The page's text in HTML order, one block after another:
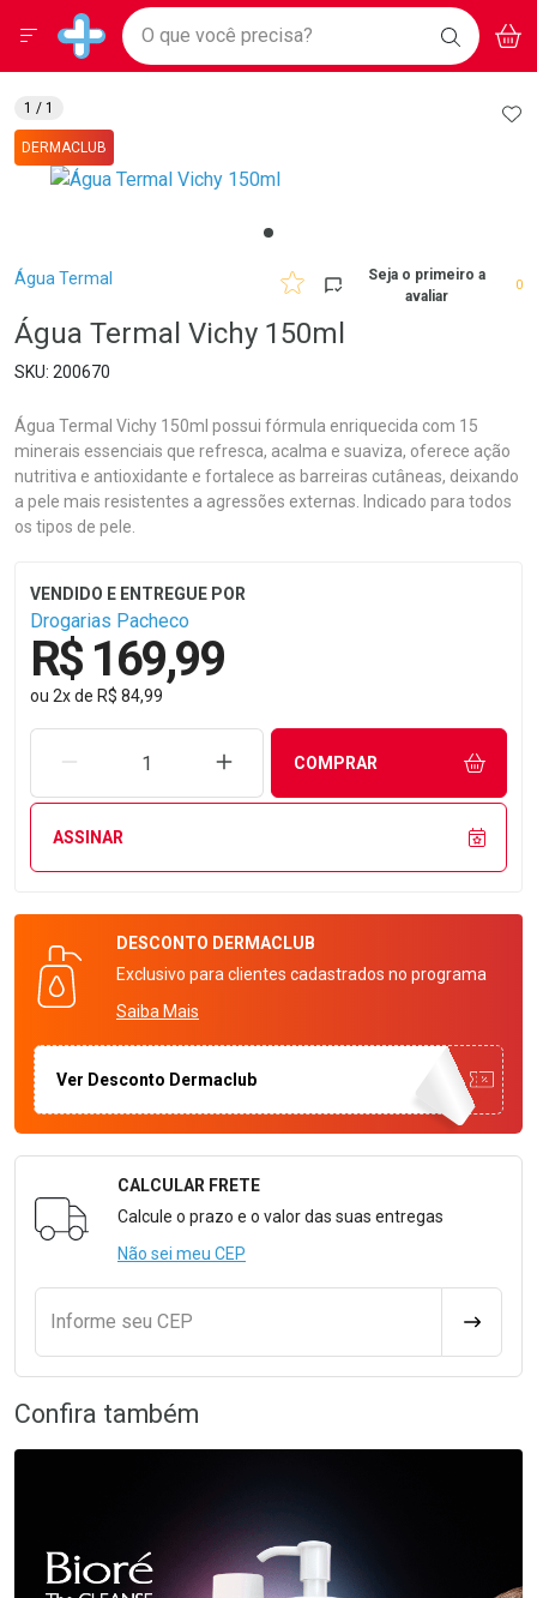
Drogarias Pacheco
Baixe nosso APP e aproveite Ofertas Exclusivas!
BAIXE
O APP
Ir direto para a home
pela página
Ir direto para o conteúdo
Ir direto para a busca
Ir direto para a conta
Ir direto para a ajuda
Ir direto para a notificações
Ir direto para o carrinho
Faça a sua busca
O que você precisa? BUSCAR
Menu
Breadcrumb
Água Termal
Seja o primeiro a
avaliar
0
Água Termal Vichy 150ml
200670
Água Termal Vichy 150ml possui fórmula enriquecida com 15
minerais essenciais que refresca, acalma e suaviza, oferece ação
nutritiva e antioxidante e fortalece as barreiras cutâneas, deixando
a pele mais resistentes a agressões externas. Indicado para todos
os tipos de pele.
Drogarias Pacheco
R$ 169,99
ou 2xde R$ 84,99
REMOVER UMA UNIDADEAUMENTAR UMA UNIDADE
COMPRAR
ASSINAR
DESCONTO DERMACLUB
Exclusivo para clientes cadastrados no programa
Saiba Mais
Ver Desconto Dermaclub
Formulário para Calcular o Frete
CALCULAR FRETE
Calcule o prazo e o valor das suas entregas
Não sei meu CEP
Informe seu CEP
DERMACLUB
1 / 1
Confira também